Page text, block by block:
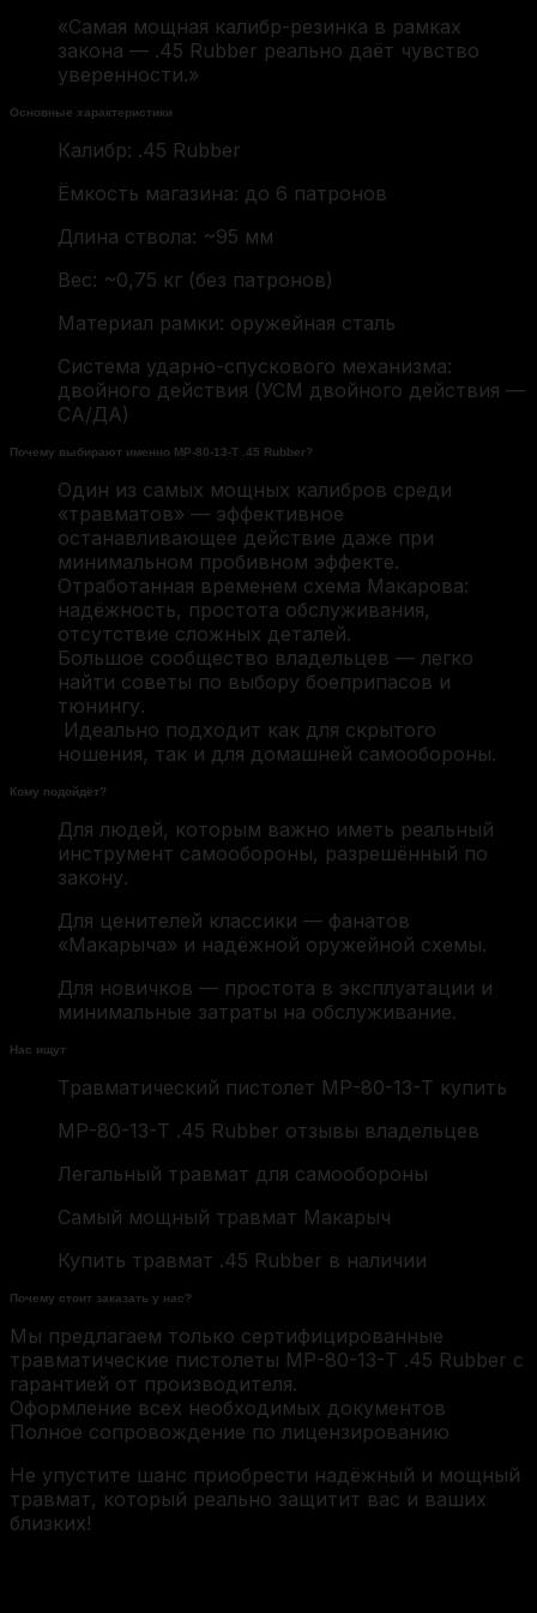
«Самая мощная калибр-резинка в рамках
закона — .45 Rubber реально даёт чувство
уверенности.»
Основные характеристики
Калибр: .45 Rubber
Ёмкость магазина: до 6 патронов
Длина ствола: ~95 мм
Вес: ~0,75 кг (без патронов)
Материал рамки: оружейная сталь
Система ударно-спускового механизма:
двойного действия (УСМ двойного действия —
СА/ДА)
Почему выбирают именно МР-80-13-Т .45 Rubber?
Один из самых мощных калибров среди
«травматов» — эффективное
останавливающее действие даже при
минимальном пробивном эффекте.
Отработанная временем схема Макарова:
надёжность, простота обслуживания,
отсутствие сложных деталей.
Большое сообщество владельцев — легко
найти советы по выбору боеприпасов и
тюнингу.
Идеально подходит как для скрытого
ношения, так и для домашней самообороны.
Кому подойдёт?
Для людей, которым важно иметь реальный
инструмент самообороны, разрешённый по
закону.
Для ценителей классики — фанатов
«Макарыча» и надёжной оружейной схемы.
Для новичков — простота в эксплуатации и
минимальные затраты на обслуживание.
Нас ищут
Травматический пистолет МР-80-13-Т купить
МР-80-13-Т .45 Rubber отзывы владельцев
Легальный травмат для самообороны
Самый мощный травмат Макарыч
Купить травмат .45 Rubber в наличии
Почему стоит заказать у нас?
Мы предлагаем только сертифицированные
травматические пистолеты МР-80-13-Т .45 Rubber с
гарантией от производителя.
Оформление всех необходимых документов
Полное сопровождение по лицензированию
Не упустите шанс приобрести надёжный и мощный
травмат, который реально защитит вас и ваших
близких!